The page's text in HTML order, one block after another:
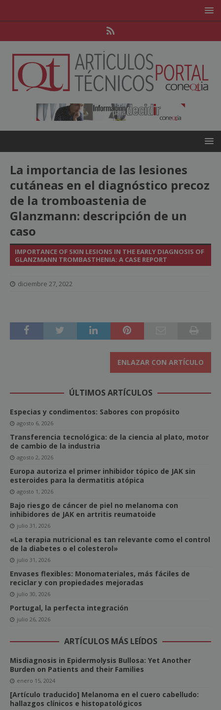
La importancia de las lesiones
cutáneas en el diagnóstico precoz
de la tromboastenia de
Glanzmann: descripción de un
caso
IMPORTANCE OF SKIN LESIONS IN THE EARLY DIAGNOSIS OF
GLANZMANN TROMBASTHENIA: A CASE REPORT
diciembre 27, 2022
ENLAZAR CON ARTÍCULO
ÚLTIMOS ARTÍCULOS
Especias y condimentos: Sabores con propósito
agosto 6, 2026
Transferencia tecnológica: de la ciencia al plato, motor
de cambio de la industria
agosto 2, 2026
Europa autoriza el primer inhibidor tópico de JAK sin
esteroides para la dermatitis atópica
agosto 1, 2026
Bajo riesgo de cáncer de piel no melanoma con
inhibidores de JAK en artritis reumatoide
julio 31, 2026
«La terapia nutricional es tan relevante como el control
de la diabetes o el colesterol»
julio 31, 2026
Envases flexibles: Monomateriales, más fáciles de
reciclar y con propiedades mejoradas
julio 30, 2026
Portugal, la perfecta integración
julio 26, 2026
ARTÍCULOS MÁS LEÍDOS
Misdiagnosis in Epidermolysis Bullosa: Yet Another
Burden on Patients and their Families
enero 15, 2024
[Artículo traducido] Melanoma en el cuero cabelludo:
hallazgos clínicos e histopatológicos